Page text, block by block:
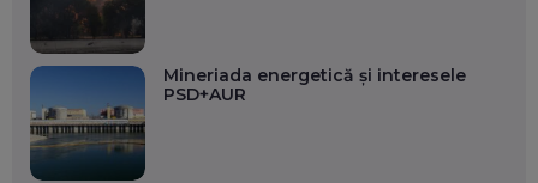
Mineriada energetică și interesele
PSD+AUR